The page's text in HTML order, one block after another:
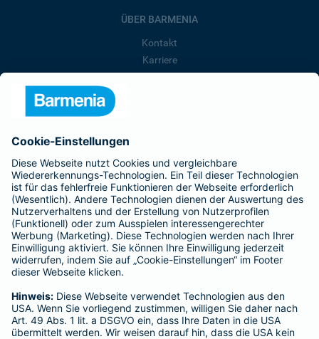
ÜBER BARMENIA
Kontakt
Karriere
Barmenia ist Teil der BarmeniaGothaer
BELIEBTE SEITEN
Kranken-Zusatzversicherung
Tierversicherungen
Haftpflichtversicherung
Hausratversicherung
Adresse ändern
Schaden melden